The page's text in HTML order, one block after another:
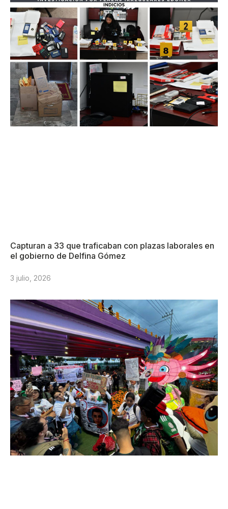
Capturan a 33 que traficaban con plazas laborales en
el gobierno de Delfina Gómez
3 julio, 2026